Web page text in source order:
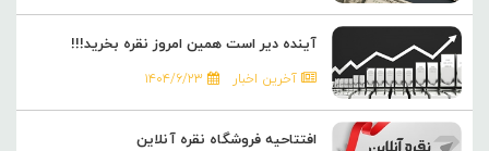
آینده دیر است همین امروز نقره بخرید!!!
آخرین اخبار ۱۴۰۴/۶/۲۳
افتتاحیه فروشگاه نقره آنلاین